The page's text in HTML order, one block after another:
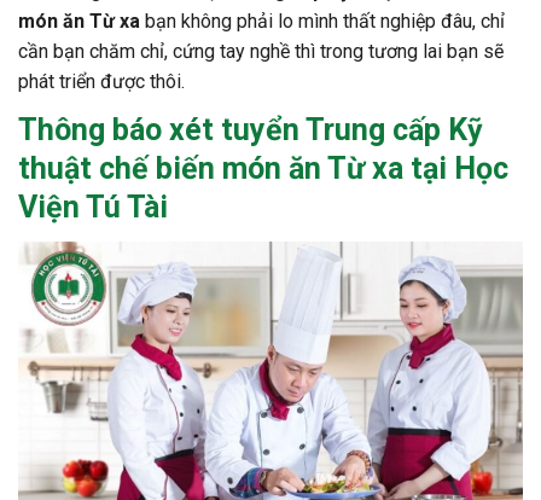
món ăn Từ xa bạn không phải lo mình thất nghiệp đâu, chỉ
cần bạn chăm chỉ, cứng tay nghề thì trong tương lai bạn sẽ
phát triển được thôi.
Thông báo xét tuyển Trung cấp Kỹ
thuật chế biến món ăn Từ xa tại Học
Viện Tú Tài